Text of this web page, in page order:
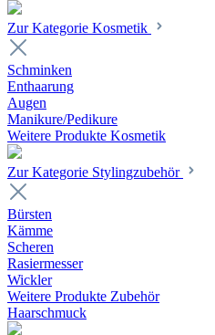
Zur Kategorie Kosmetik
Schminken
Enthaarung
Augen
Manikure/Pedikure
Weitere Produkte Kosmetik
Zur Kategorie Stylingzubehör
Bürsten
Kämme
Scheren
Rasiermesser
Wickler
Weitere Produkte Zubehör
Haarschmuck